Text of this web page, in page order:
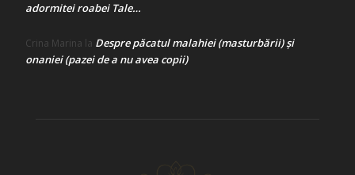
adormitei roabei Tale…
Crina Marina la Despre păcatul malahiei (masturbării) şi
onaniei (pazei de a nu avea copii)